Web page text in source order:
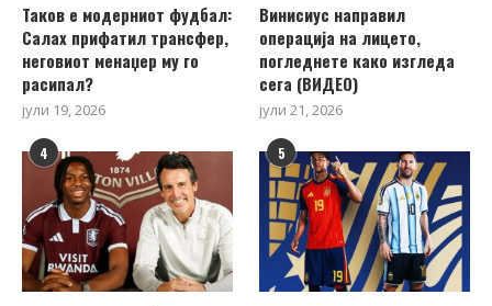
Таков е модерниот фудбал:
Салах прифатил трансфер,
неговиот менаџер му го
расипал?
јули 19, 2026
Винисиус направил
операција на лицето,
погледнете како изгледа
сега (ВИДЕО)
јули 21, 2026
4 5